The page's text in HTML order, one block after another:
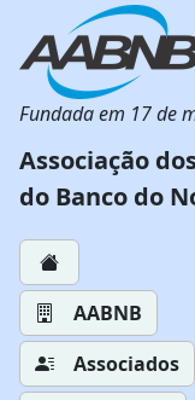
Fundada em 17 de
Associação
do Banco do
AABNB
Associados